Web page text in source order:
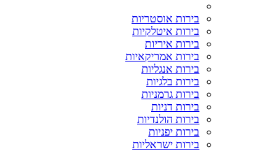
בירות אוסטריות
בירות איטלקיות
בירות איריות
בירות אמריקאיות
בירות אנגליות
בירות בלגיות
בירות גרמניות
בירות דניות
בירות הולנדיות
בירות יפניות
בירות ישראליות